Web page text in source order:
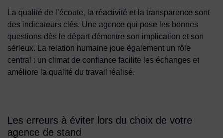
La qualité de l’écoute, la réactivité et la transparence sont
des indicateurs clés. Une agence qui pose les bonnes
questions dès le départ démontre son implication et son
sérieux. La relation humaine joue également un rôle
central : un climat de confiance facilite les échanges et
améliore la qualité du travail réalisé.
Les erreurs à éviter lors du choix de votre
agence de stand